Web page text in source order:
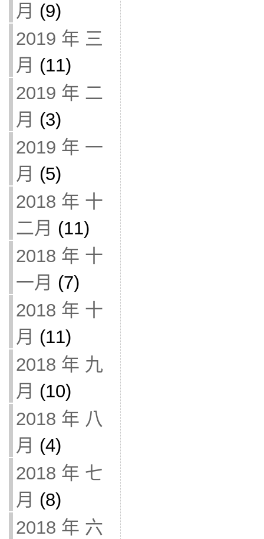
月 (9)
2019 年 三
月 (11)
2019 年 二
月 (3)
2019 年 一
月 (5)
2018 年 十
二月 (11)
2018 年 十
一月 (7)
2018 年 十
月 (11)
2018 年 九
月 (10)
2018 年 八
月 (4)
2018 年 七
月 (8)
2018 年 六